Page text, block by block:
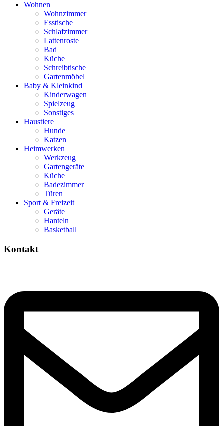
Wohnen
Wohnzimmer
Esstische
Schlafzimmer
Lattenroste
Bad
Küche
Schreibtische
Gartenmöbel
Baby & Kleinkind
Kinderwagen
Spielzeug
Sonstiges
Haustiere
Hunde
Katzen
Heimwerken
Werkzeug
Gartengeräte
Küche
Badezimmer
Türen
Sport & Freizeit
Geräte
Hanteln
Basketball
Kontakt